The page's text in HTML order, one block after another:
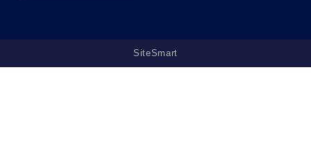
SiteSmart